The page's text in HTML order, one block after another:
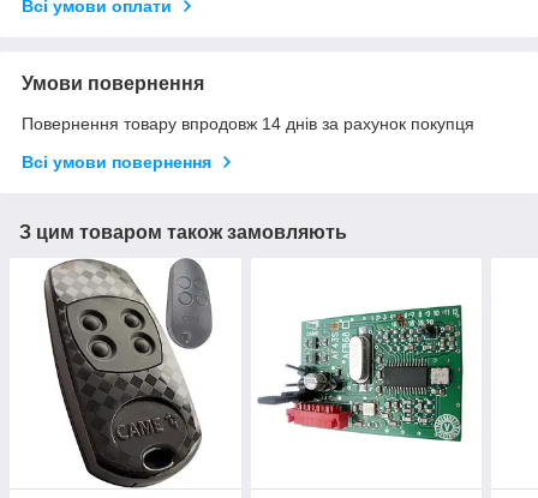
Всі умови оплати
Умови повернення
Повернення товару впродовж 14 днів за рахунок покупця
Всі умови повернення
З цим товаром також замовляють